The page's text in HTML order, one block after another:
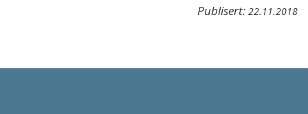
Publisert: 22.11.2018